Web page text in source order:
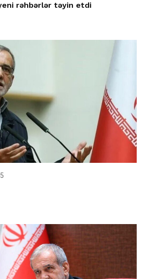
rəhbərlər təyin etdi